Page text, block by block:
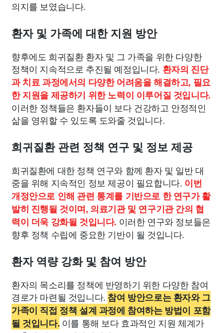
의지를 보였습니다.
환자 및 가족에 대한 지원 방안
향후에도 희귀질환 환자 및 그 가족을 위한 다양한
정책이 지속적으로 추진될 예정입니다. 환자의 진단
과 치료 과정에서의 다양한 어려움을 해결하고, 필요
한 지원을 제공하기 위한 노력이 이루어질 것입니다.
이러한 정책들은 환자들이 보다 건강하고 안정적인
삶을 영위할 수 있도록 도와줄 것입니다.
희귀질환 관련 정책 연구 및 정보 제공
희귀질환에 대한 정책 연구와 함께 환자 및 일반 대
중을 위해 지속적인 정보 제공이 필요합니다. 이번
개정안으로 인해 관련 통계를 기반으로 한 연구가 활
발히 진행될 것이며, 의료기관 및 연구기관 간의 협
력이 더욱 강화될 것입니다. 이러한 연구와 정보들은
향후 정책 수립에 중요한 기반이 될 것입니다.
환자 역량 강화 및 참여 방안
환자의 목소리를 정책에 반영하기 위한 다양한 참여
경로가 마련될 것입니다. 참여 방안으로는 환자와 그
가족이 직접 정책 설계 과정에 참여하는 방법이 포함
될 것입니다. 이를 통해 보다 효과적인 지원 체계가